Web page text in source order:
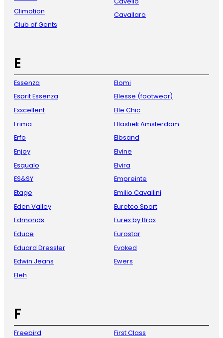
Climotion
Club of Gents
Cavallaro
E
Essenza
Esprit Essenza
Exxcellent
Erima
Erfo
Enjoy
Esqualo
ES&SY
Etage
Eden Valley
Edmonds
Educe
Eduard Dressler
Edwin Jeans
Eleh
Elomi
Ellesse (footwear)
Elle Chic
Ellastiek Amsterdam
Elbsand
Elvine
Elvira
Empreinte
Emilio Cavallini
Euretco Sport
Eurex by Brax
Eurostar
Evoked
Ewers
F
Freebird
First Class